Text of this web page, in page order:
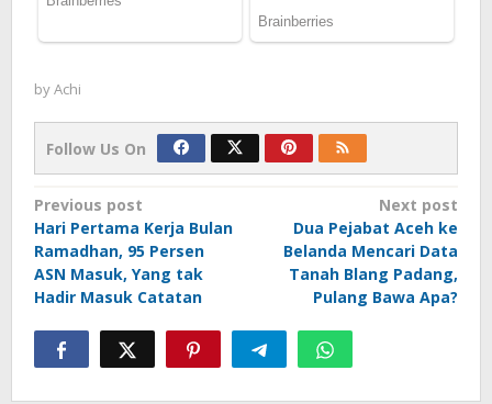
byAchi
Follow Us On
Post
navigation
Previous post
Hari Pertama Kerja Bulan
Ramadhan, 95 Persen
ASN Masuk, Yang tak
Hadir Masuk Catatan
Next post
Dua Pejabat Aceh ke
Belanda Mencari Data
Tanah Blang Padang,
Pulang Bawa Apa?